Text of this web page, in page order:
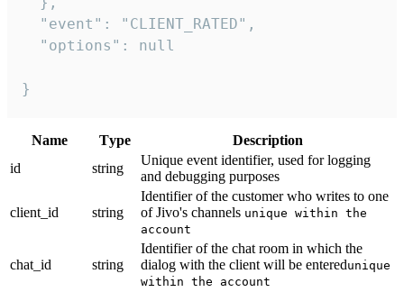
  "event": "CLIENT_RATED",
  "options": null
}
Name Тype
Description
id
string
Unique event identifier, used for logging
and debugging purposes
client_id string
Identifier of the customer who writes to one
of Jivo's channels unique within the
account
chat_id string
Identifier of the chat room in which the
dialog with the client will be enteredunique
within the account